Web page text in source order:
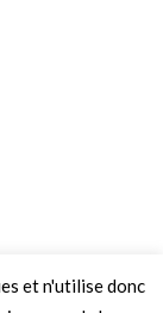
et n'utilise donc